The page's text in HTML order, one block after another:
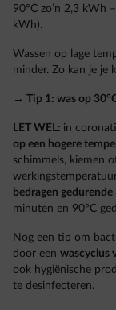
90°C zo’n 2,3 kWh
kWh).
Wassen op lage
minder. Zo kan je je
→ Tip 1: was op
LET WEL: in
op een hogere
schimmels, kiemen
bedragen
minuten en 90°C
Nog een tip om
door een wascyclus
ook hygiënische
te desinfecteren.